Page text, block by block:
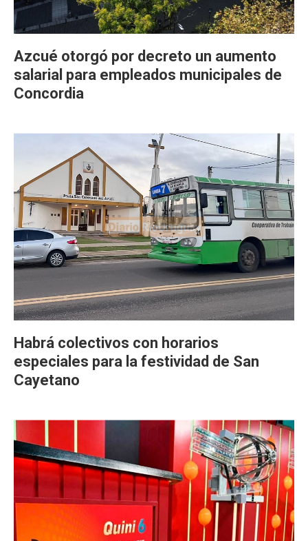
Azcué otorgó por decreto un aumento
salarial para empleados municipales de
Concordia
Habrá colectivos con horarios
especiales para la festividad de San
Cayetano